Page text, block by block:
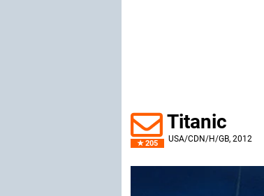
205
Titanic
USA/CDN/H/GB, 2012